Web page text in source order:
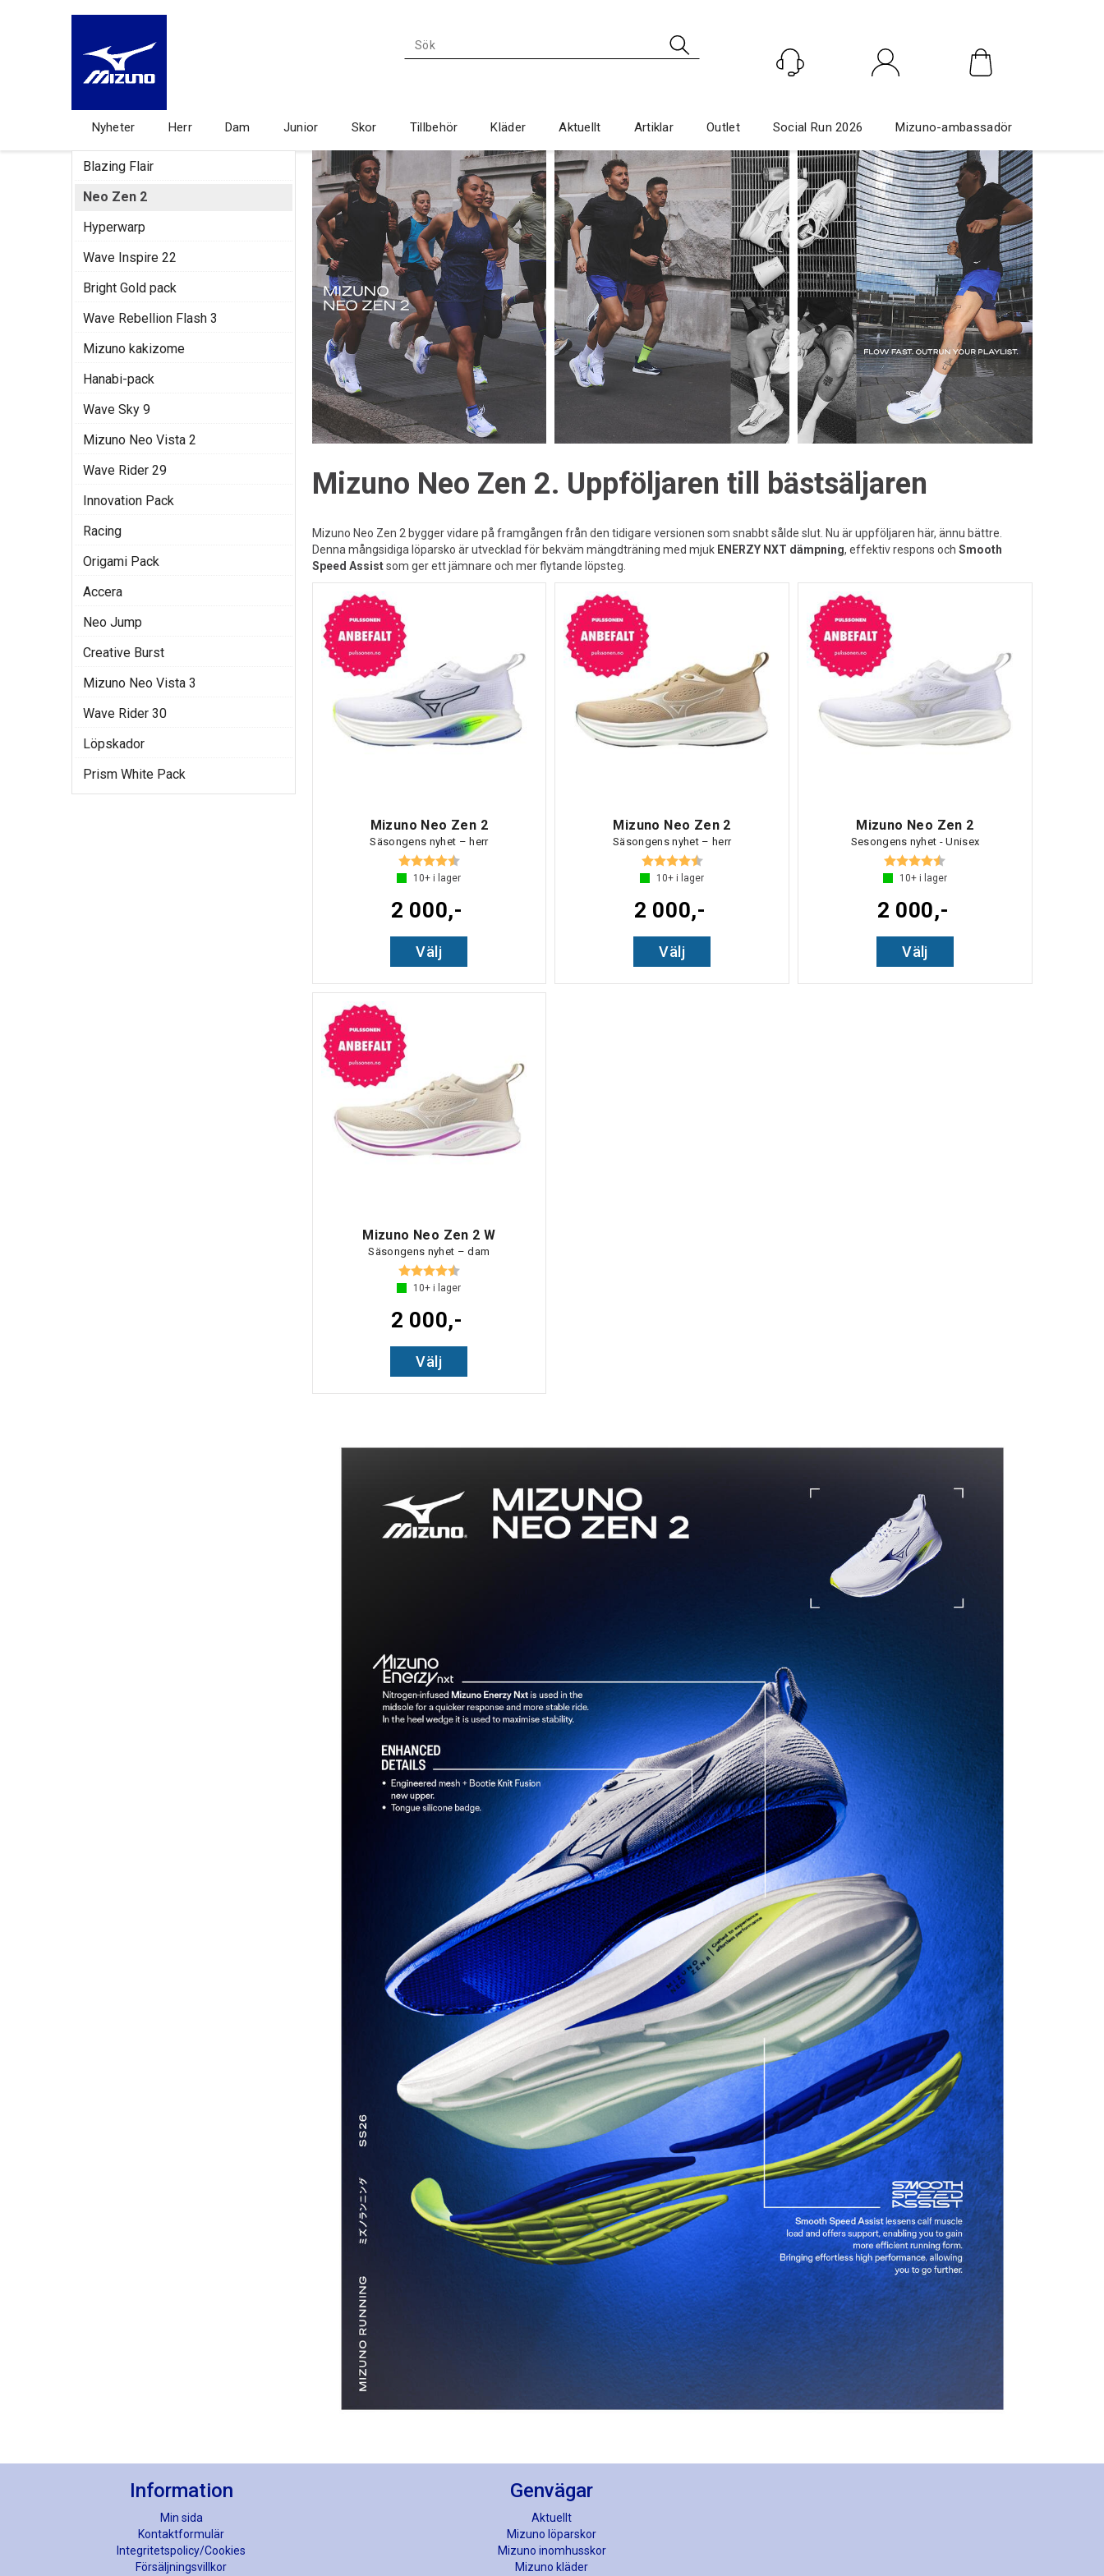
Nyheter Herr Dam Junior Skor Tillbehör Kläder Aktuellt Artiklar Outlet Social Run 2026 Mizuno-ambassadör
Blazing Flair
Neo Zen 2
Hyperwarp
Wave Inspire 22
Bright Gold pack
Wave Rebellion Flash 3
Mizuno kakizome
Hanabi-pack
Wave Sky 9
Mizuno Neo Vista 2
Wave Rider 29
Innovation Pack
Racing
Origami Pack
Accera
Neo Jump
Creative Burst
Mizuno Neo Vista 3
Wave Rider 30
Löpskador
Prism White Pack
Mizuno Neo Zen 2. Uppföljaren till bästsäljaren
Mizuno Neo Zen 2 bygger vidare på framgången från den tidigare versionen som snabbt sålde slut. Nu är uppföljaren här, ännu bättre.
Denna mångsidiga löparsko är utvecklad för bekväm mängdträning med mjuk ENERZY NXT dämpning, effektiv respons och Smooth
Speed Assistsom ger ett jämnare och mer flytande löpsteg.
Mizuno Neo Zen 2
Säsongens nyhet – herr
Betyg: 4.7 utav 5 stjärnor
10+ i lager
2 000,-
Välj
Mizuno Neo Zen 2
Säsongens nyhet – herr
Betyg: 4.7 utav 5 stjärnor
10+ i lager
2 000,-
Välj
Mizuno Neo Zen 2
Sesongens nyhet - Unisex
Betyg:
10+i lager
2 000,-
Välj
Mizuno Neo Zen 2 W
Säsongens nyhet – dam
Betyg: 4.7 utav 5 stjärnor
10+ i lager
2 000,-
Välj
Information
Min sida
Kontaktformulär
Integritetspolicy/Cookies
Försäljningsvillkor
Genvägar
Aktuellt
Mizuno löparskor
Mizuno inomhusskor
Mizuno kläder